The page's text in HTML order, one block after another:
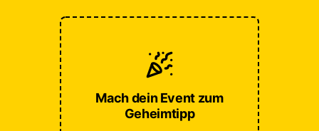
Mach dein Event zum
Geheimtipp